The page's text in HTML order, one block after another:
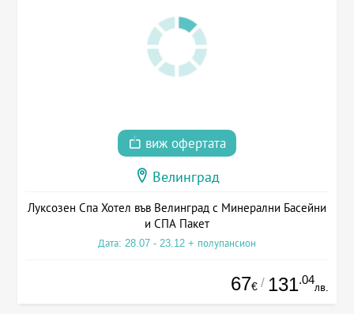
виж офертата
Велинград
Луксозен Спа Хотел във Велинград с Минерални Басейни
и СПА Пакет
Дата: 28.07 - 23.12 + полупансион
67€ / 131.04
лв.